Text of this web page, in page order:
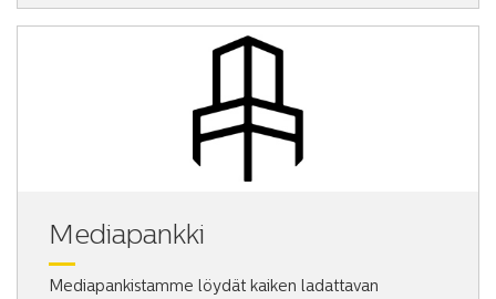
Mediapankki
Mediapankistamme löydät kaiken ladattavan